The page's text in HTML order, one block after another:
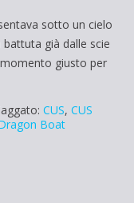
sotto un cielo
battuta già dalle scie
giusto per
CUS, CUS
Boat